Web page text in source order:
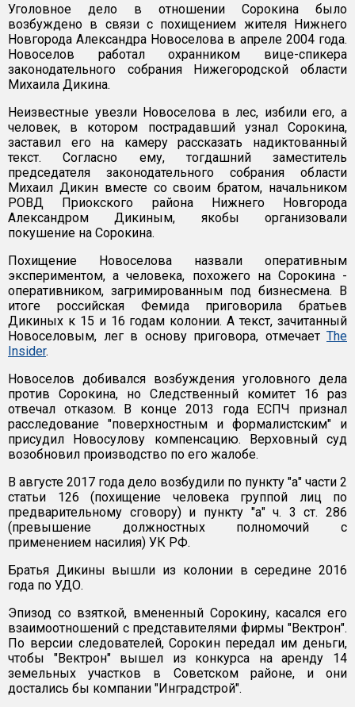
Уголовное дело в отношении Сорокина было
возбуждено в связи с похищением жителя Нижнего
Новгорода Александра Новоселова в апреле 2004 года.
Новоселов работал охранником вице-спикера
законодательного собрания Нижегородской области
Михаила Дикина.
Неизвестные увезли Новоселова в лес, избили его, а
человек, в котором пострадавший узнал Сорокина,
заставил его на камеру рассказать надиктованный
текст. Согласно ему, тогдашний заместитель
председателя законодательного собрания области
Михаил Дикин вместе со своим братом, начальником
РОВД Приокского района Нижнего Новгорода
Александром Дикиным, якобы организовали
покушение на Сорокина.
Похищение Новоселова назвали оперативным
экспериментом, а человека, похожего на Сорокина -
оперативником, загримированным под бизнесмена. В
итоге российская Фемида приговорила братьев
Дикиных к 15 и 16 годам колонии. А текст, зачитанный
Новоселовым, лег в основу приговора, отмечает The
Insider.
Новоселов добивался возбуждения уголовного дела
против Сорокина, но Следственный комитет 16 раз
отвечал отказом. В конце 2013 года ЕСПЧ признал
расследование "поверхностным и формалистским" и
присудил Новосулову компенсацию. Верховный суд
возобновил производство по его жалобе.
В августе 2017 года дело возбудили по пункту "а" части 2
статьи 126 (похищение человека группой лиц по
предварительному сговору) и пункту "а" ч. 3 ст. 286
(превышение должностных полномочий с
применением насилия) УК РФ.
Братья Дикины вышли из колонии в середине 2016
года по УДО.
Эпизод со взяткой, вмененный Сорокину, касался его
взаимоотношений с представителями фирмы "Вектрон".
По версии следователей, Сорокин передал им деньги,
чтобы "Вектрон" вышел из конкурса на аренду 14
земельных участков в Советском районе, и они
достались бы компании "Инградстрой".